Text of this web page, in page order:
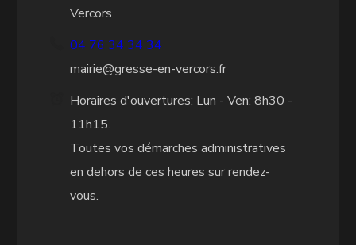
Vercors
04 76 34 34 34
mairie@gresse-en-vercors.fr
Horaires d'ouvertures: Lun - Ven: 8h30 -
11h15.
Toutes vos démarches administratives
en dehors de ces heures sur rendez-
vous.